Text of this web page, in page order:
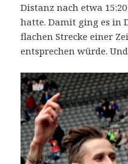
Distanz nach etwa
hatte. Damit ging es in
flachen Strecke einer
entsprechen würde.